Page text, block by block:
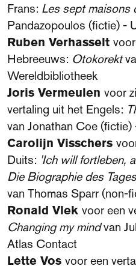
Frans: Les sept maisons
Pandazopoulos (fictie) -
Ruben Verhasselt
Hebreeuws: Otokorekt
Wereldbibliotheek
Joris Vermeulen voor
vertaling uit het Engels:
van Jonathan Coe
Carolijn Visschers
Duits: 'Ich will fortleben,
Die Biographie des
van Thomas Sparr (non-
Ronald Vlek voor een
Changing my mindvan
Atlas Contact
Lette Vos voor een